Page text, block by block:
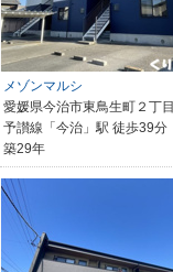
メゾンマルシ
愛媛県今治市東鳥生町２丁目
予讃線「今治」駅 徒歩39分
築29年